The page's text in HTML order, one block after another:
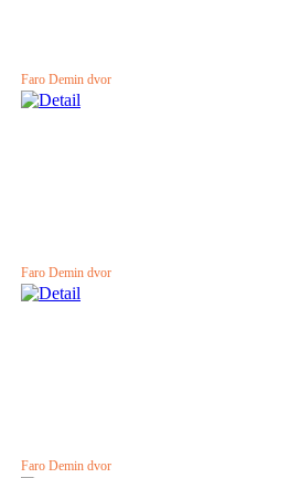
Faro Demin dvor
Faro Demin dvor
Faro Demin dvor